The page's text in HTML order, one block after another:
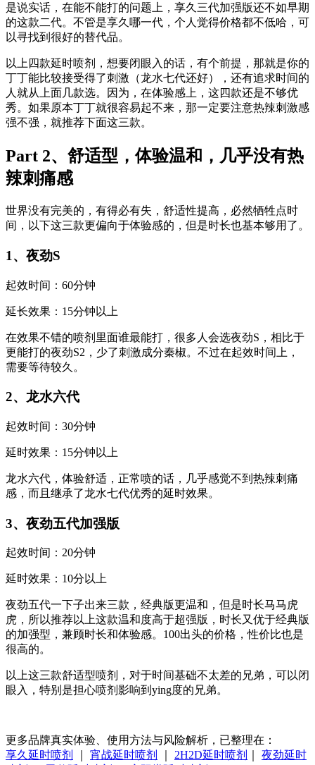
是说实话，在能不能打的问题上，享久三代加强版还不如早期
的这款二代。不管是享久哪一代，个人觉得价格都不低哈，可
以寻找到很好的替代品。
以上四款延时喷剂，想要闭眼入的话，有个前提，那就是你的
丁丁能比较接受得了刺激（龙水七代还好），还有追求时间的
人就从上面几款选。因为，在体验感上，这四款还是不够优
秀。如果原本丁丁就很容易起不来，那一定要注意热辣刺激感
强不强，就推荐下面这三款。
Part 2、舒适型，体验温和，几乎没有热
辣刺痛感
世界没有完美的，有得必有失，舒适性提高，必然牺牲点时
间，以下这三款更偏向于体验感的，但是时长也基本够用了。
1、夜劲S
起效时间：60分钟
延长效果：15分钟以上
在效果不错的喷剂里面谁最能打，很多人会选夜劲S，相比于
更能打的夜劲S2，少了刺激成分秦椒。不过在起效时间上，
需要等待较久。
2、龙水六代
起效时间：30分钟
延时效果：15分钟以上
龙水六代，体验舒适，正常喷的话，几乎感觉不到热辣刺痛
感，而且继承了龙水七代优秀的延时效果。
3、夜劲五代加强版
起效时间：20分钟
延时效果：10分以上
夜劲五代一下子出来三款，经典版更温和，但是时长马马虎
虎，所以推荐以上这款温和度高于超强版，时长又优于经典版
的加强型，兼顾时长和体验感。100出头的价格，性价比也是
很高的。
以上这三款舒适型喷剂，对于时间基础不太差的兄弟，可以闭
眼入，特别是担心喷剂影响到ying度的兄弟。
更多品牌真实体验、使用方法与风险解析，已整理在：
享久延时喷剂
宵战延时喷剂 2H2D延时喷剂
夜劲延时